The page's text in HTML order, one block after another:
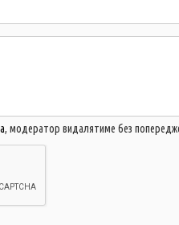
, модератор видалятиме без